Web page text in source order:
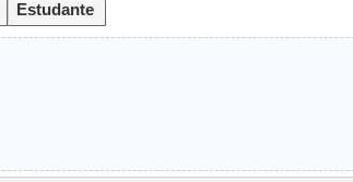
Estudante